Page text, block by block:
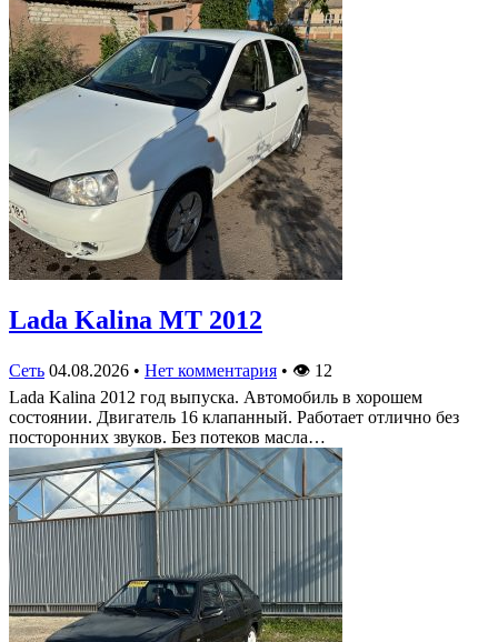
Lada Kalina МТ 2012
Сеть 04.08.2026 • Нет комментария • 👁 12
Lada Kalina 2012 год выпуска. Автомобиль в хорошем
состоянии. Двигатель 16 клапанный. Работает отлично без
посторонних звуков. Без потеков масла…